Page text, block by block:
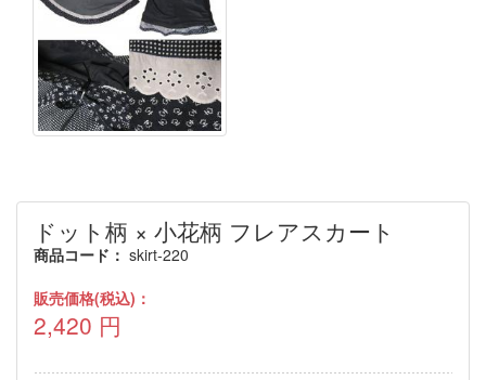
ドット柄 × 小花柄 フレアスカート
商品コード： skirt-220
販売価格(税込)：
2,420 円